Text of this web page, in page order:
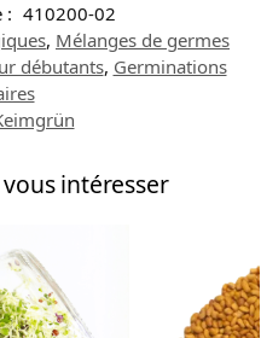
: 410200-02
, Mélanges de germes
débutants, Germinations
intéresser